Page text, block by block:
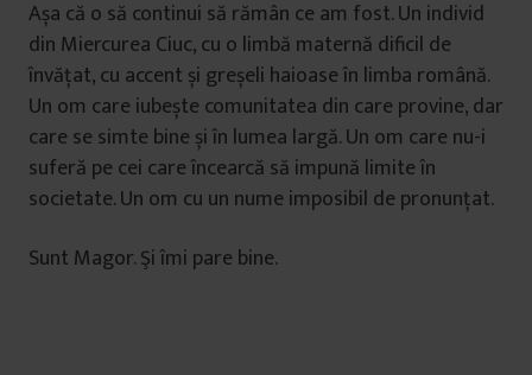
Așa că o să continui să rămân ce am fost. Un individ
din Miercurea Ciuc, cu o limbă maternă dificil de
învățat, cu accent și greșeli haioase în limba română.
Un om care iubește comunitatea din care provine, dar
care se simte bine și în lumea largă. Un om care nu-i
suferă pe cei care încearcă să impună limite în
societate. Un om cu un nume imposibil de pronunțat.
Sunt Magor. Şi îmi pare bine.